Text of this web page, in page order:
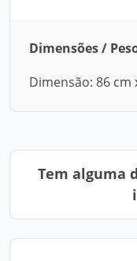
Dimensões /
Dimensão: 86 cm
Tem alguma